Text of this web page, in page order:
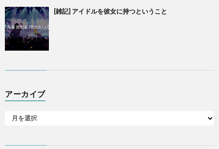
[雑記] アイドルを彼女に持つということ
アーカイブ